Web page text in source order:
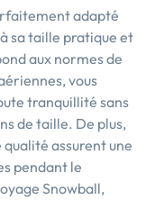
adapté
sa taille pratique et
aux normes de
vous
tranquillité sans
de taille. De plus,
assurent une
pendant le
Snowball,